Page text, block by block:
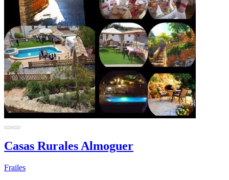
Casas Rurales Almoguer
Frailes